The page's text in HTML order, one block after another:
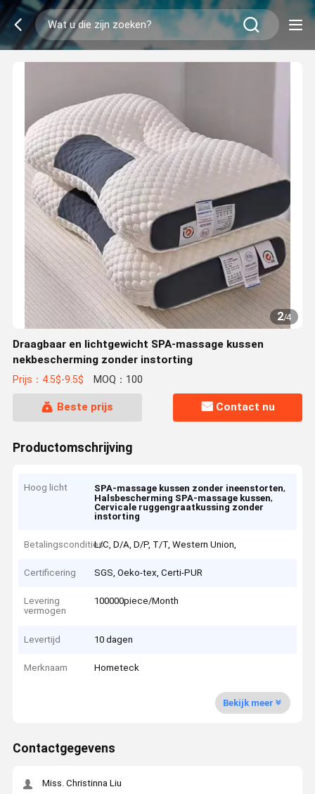
2/4
Draagbaar en lichtgewicht SPA-massage kussen
nekbescherming zonder instorting
Prijs：4.5$-9.5$ MOQ：100
Beste prijs Contact nu
Productomschrijving
Hoog licht SPA-massage kussen zonder ineenstorten,
Halsbescherming SPA-massage kussen,
Cervicale ruggengraatkussing zonder
instorting
BetalingsconditiesL/C, D/A, D/P, T/T, Western Union,
Certificering SGS, Oeko-tex, Certi-PUR
Levering
vermogen
100000piece/Month
Levertijd 10 dagen
Merknaam Hometeck
Bekijk meer
Contactgegevens
Miss. Christinna Liu